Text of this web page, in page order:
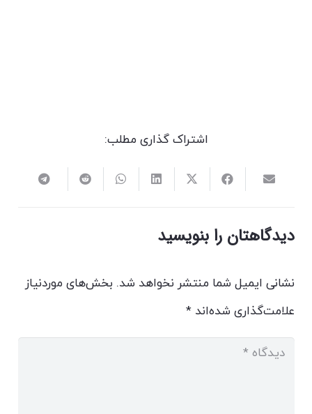
اشتراک گذاری مطلب:
دیدگاهتان را بنویسید
نشانی ایمیل شما منتشر نخواهد شد. بخش‌های موردنیاز
علامت‌گذاری شده‌اند*